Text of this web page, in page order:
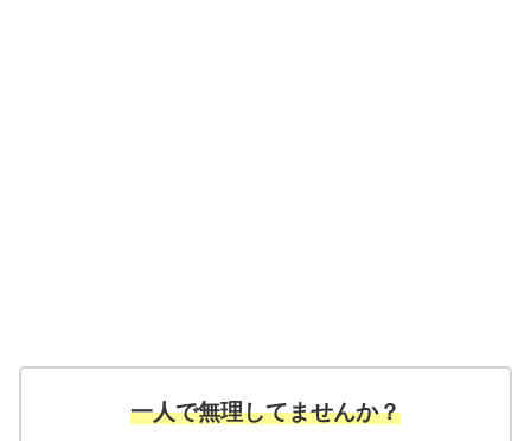
一人で無理してませんか？